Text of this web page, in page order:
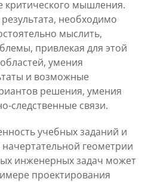
критического мышления.
необходимо
мыслить,
привлекая для этой
умения
и возможные
решения, умения
следственные связи.
учебных заданий и
геометрии
инженерных задач может
проектирования